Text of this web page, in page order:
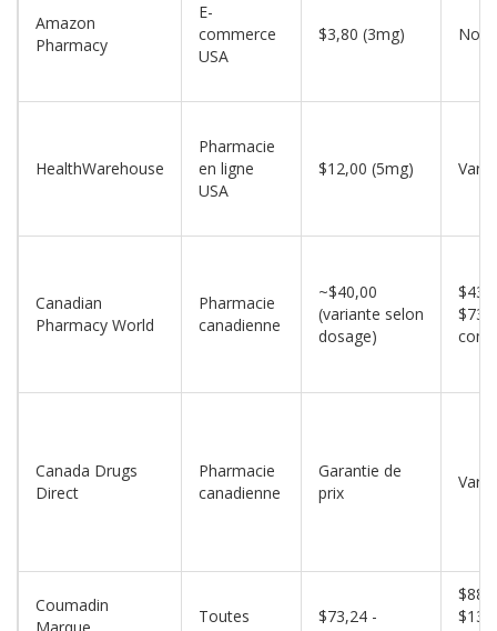
Amazon
Pharmacy
E-
commerce
USA
$3,80 (3mg) Non
HealthWarehouse
Pharmacie
en ligne
USA
$12,00 (5mg)
Canadian
Pharmacy World
Pharmacie
canadienne
~$40,00
(variante selon
dosage)
Canada Drugs
Direct
Pharmacie
canadienne
Garantie de
prix
Coumadin
Toutes
$73,24 -